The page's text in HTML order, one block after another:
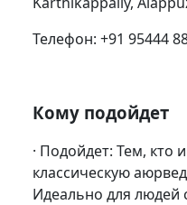
Телефон: +91 95444
Кому подойдет
· Подойдет: Тем,
классическую
Идеально для людей